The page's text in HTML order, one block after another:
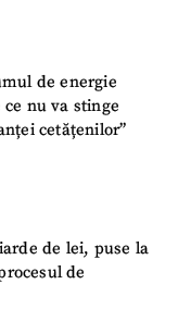
de energie
nu va stinge
cetățenilor”
de lei, puse la
de